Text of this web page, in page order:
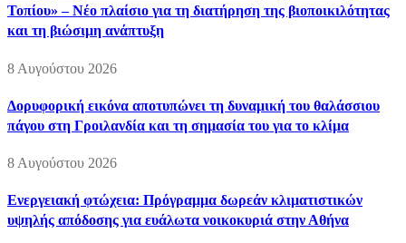
Τοπίου» – Νέο πλαίσιο για τη διατήρηση της βιοποικιλότητας
και τη βιώσιμη ανάπτυξη
8 Αυγούστου 2026
Δορυφορική εικόνα αποτυπώνει τη δυναμική του θαλάσσιου
πάγου στη Γροιλανδία και τη σημασία του για το κλίμα
8 Αυγούστου 2026
Ενεργειακή φτώχεια: Πρόγραμμα δωρεάν κλιματιστικών
υψηλής απόδοσης για ευάλωτα νοικοκυριά στην Αθήνα